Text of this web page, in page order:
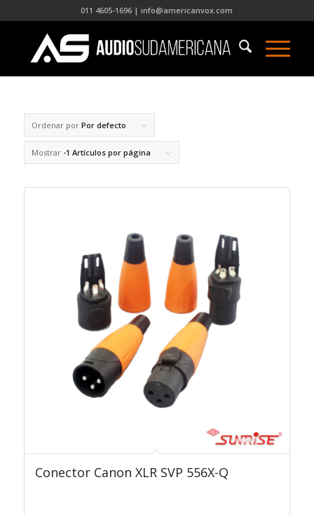
011 4605-1696 | info@americanvox.com
Ordenar por Por defecto
Mostrar -1 Artículos por página
Conector Canon XLR SVP 556X-Q